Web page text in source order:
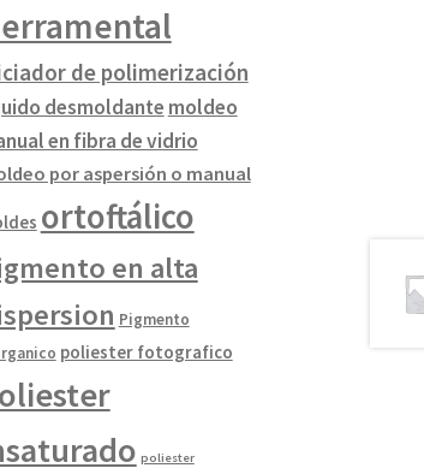
de polimerización
desmoldante moldeo
en fibra de vidrio
por aspersión o manual
ortoftálico
en alta
Pigmento
poliester fotografico
poliester